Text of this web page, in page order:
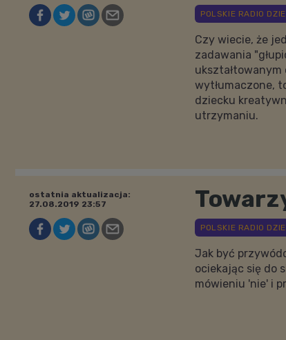
Czy wiecie, że
zadawania
ukształtowanym
wytłumaczone,
dziecku
utrzymaniu.
ostatnia aktualizacja:
27.08.2019 23:57
Jak być
ociekając się do
mówieniu 'nie' i